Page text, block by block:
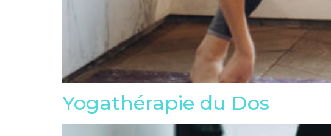
Yogathérapie du Dos